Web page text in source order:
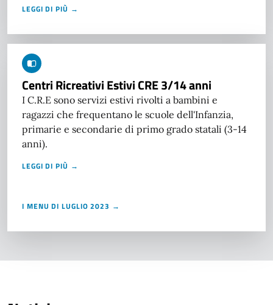
LEGGI DI PIÙ →
Centri Ricreativi Estivi CRE 3/14 anni
I C.R.E sono servizi estivi rivolti a bambini e
ragazzi che frequentano le scuole dell'Infanzia,
primarie e secondarie di primo grado statali (3-14
anni).
LEGGI DI PIÙ →
I MENU DI LUGLIO 2023 →